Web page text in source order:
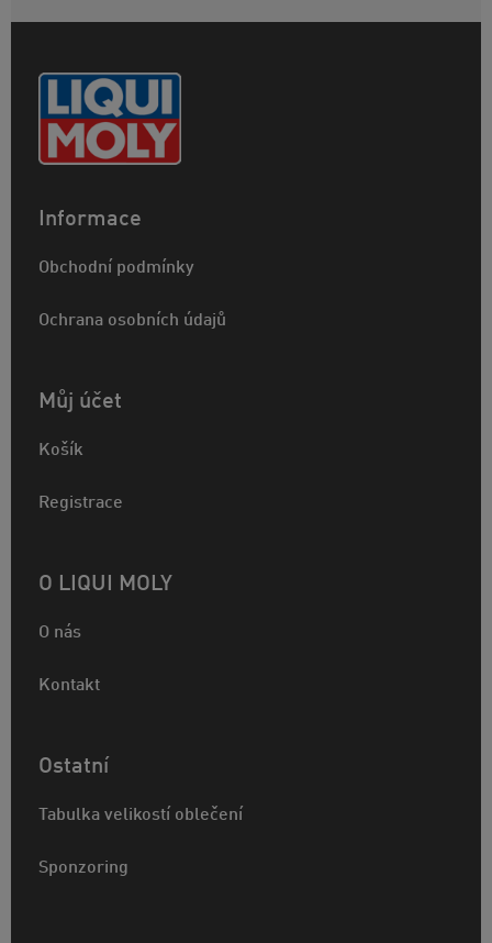
Informace
Obchodní podmínky
Ochrana osobních údajů
Můj účet
Košík
Registrace
O LIQUI MOLY
O nás
Kontakt
Ostatní
Tabulka velikostí oblečení
Sponzoring